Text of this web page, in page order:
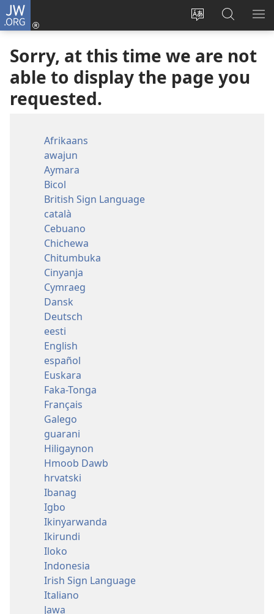
JW.ORG
Change
language
Log
new
window)
Search
Sorry, at this time we are not
able to display the page you
requested.
Afrikaans
awajun
Aymara
Bicol
British Sign Language
català
Cebuano
Chichewa
Chitumbuka
Cinyanja
Cymraeg
Dansk
Deutsch
eesti
English
español
Euskara
Faka-Tonga
Français
Galego
guarani
Hiligaynon
Hmoob Dawb
hrvatski
Ibanag
Igbo
Ikinyarwanda
Ikirundi
Iloko
Indonesia
Irish Sign Language
Italiano
Jawa